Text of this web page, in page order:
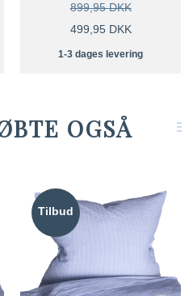
899,95 DKK
499,95 DKK
1-3 dages levering
OGSÅ
Tilbud